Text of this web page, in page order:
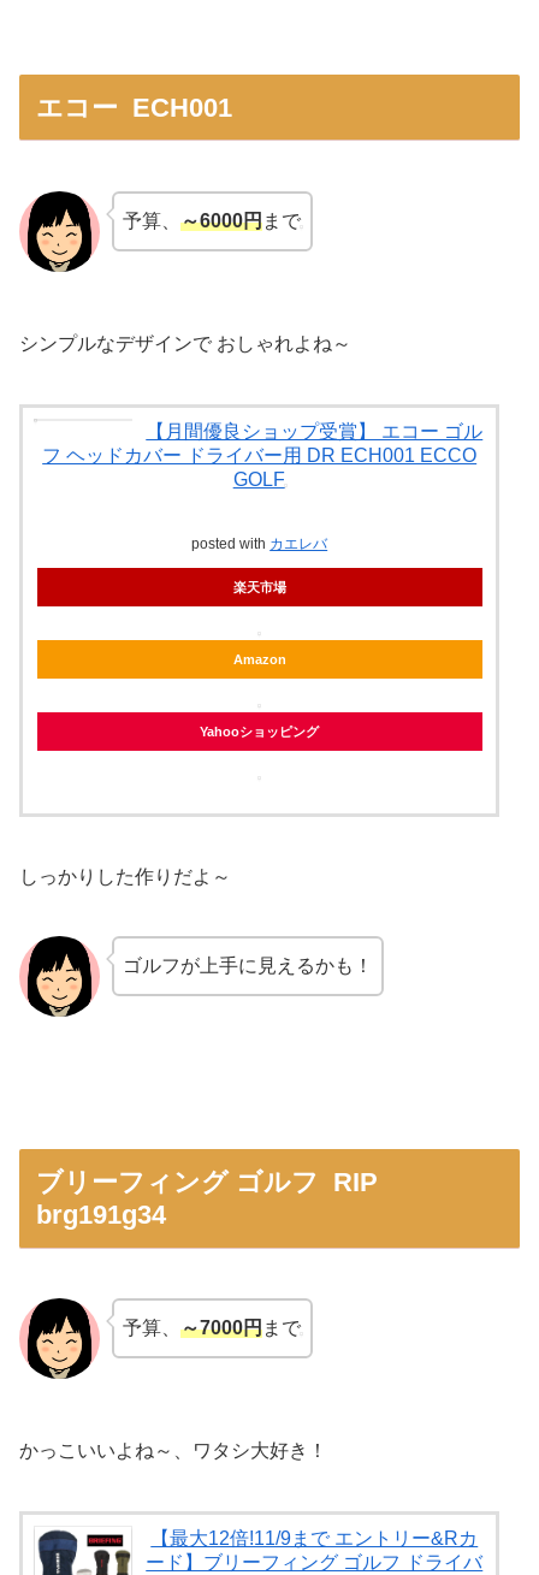
エコー ECH001
予算、 ～6000円まで
シンプルなデザインで おしゃれよね～
【月間優良ショップ受賞】 エコー ゴル
フ ヘッドカバー ドライバー用 DR ECH001 ECCO
GOLF
posted with カエレバ
楽天市場
Amazon
Yahooショッピング
しっかりした作りだよ～
ゴルフが上手に見えるかも！
ブリーフィング ゴルフ RIP
brg191g34
予算、 ～7000円まで
かっこいいよね～、ワタシ大好き！
【最大12倍!11/9まで エントリー&Rカ
ード】ブリーフィング ゴルフ ドライバ